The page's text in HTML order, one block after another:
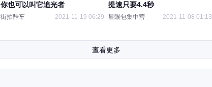
你也可以叫它追光者
街拍酷车 2021-11-19 06:29
提速只要4.4秒
显眼包集中营 2021-11-08 01:13
查看更多